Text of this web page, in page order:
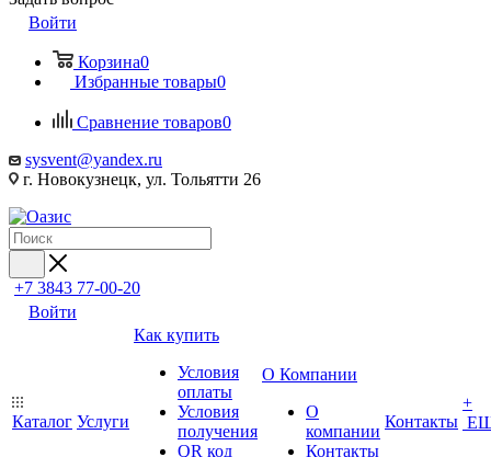
Войти
Корзина0
Избранные товары0
Сравнение товаров0
sysvent@yandex.ru
г. Новокузнецк, ул. Тольятти 26
+7 3843 77-00-20
Войти
Каталог Услуги
Как купить
Условия
оплаты
Условия
получения
QR код
О Компании
О
компании
Контакты
Контакты
+